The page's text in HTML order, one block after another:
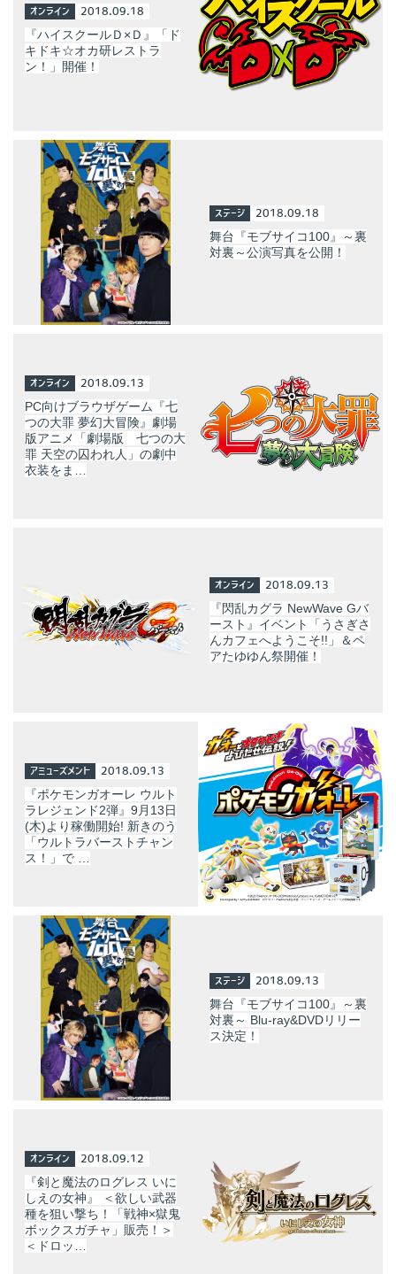
オンライン 2018.09.18
『ハイスクールＤ×Ｄ』「ド
キドキ☆オカ研レストラ
ン！」開催！
ステージ 2018.09.18
舞台『モブサイコ100』～裏
対裏～公演写真を公開！
オンライン 2018.09.13
PC向けブラウザゲーム『七
つの大罪 夢幻大冒険』劇場
版アニメ「劇場版 七つの大
罪 天空の囚われ人」の劇中
衣装をま…
オンライン 2018.09.13
『閃乱カグラ NewWave Gバ
ースト』イベント「うさぎさ
んカフェへようこそ!!」＆ペ
アたゆゆん祭開催！
アミューズメント 2018.09.13
『ポケモンガオーレ ウルト
ラレジェンド2弾』9月13日
(木)より稼働開始! 新きのう
「ウルトラバーストチャン
ス！」で …
ステージ 2018.09.13
舞台『モブサイコ100』～裏
対裏～ Blu-ray&DVDリリー
ス決定！
オンライン 2018.09.12
『剣と魔法のログレス いに
しえの女神』 ＜欲しい武器
種を狙い撃ち！「戦神×獄鬼
ボックスガチャ」販売！＞
＜ドロッ…